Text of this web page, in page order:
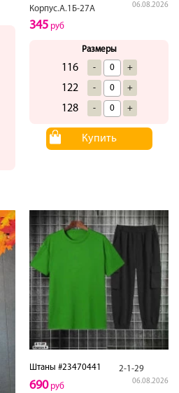
Корпус.А.1Б-27А
06.08.2026
345 руб
Размеры
116 - +
122 - +
128 - +
Купить
Штаны #23470441 2-1-29
06.08.2026
690руб